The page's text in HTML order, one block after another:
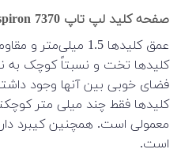
صفحه کلید لپ تاپ Dell Inspiron 7370
عمق کلیدها 1.5
کلیدها تخت و نسبتاً کوچک به
فضای خوبی بین آنها وجود داشته
کلیدها فقط چند میلی متر
معمولی است. همچنین کیبرد
است.